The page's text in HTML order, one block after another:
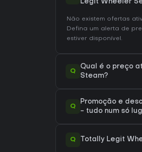
Legit Wheeler
Não existem ofertas
Defina um alerta de
estiver disponível.
Q
Qual é o preço
Steam?
Q
Promoção e
- tudo num só
Q Totally Legit